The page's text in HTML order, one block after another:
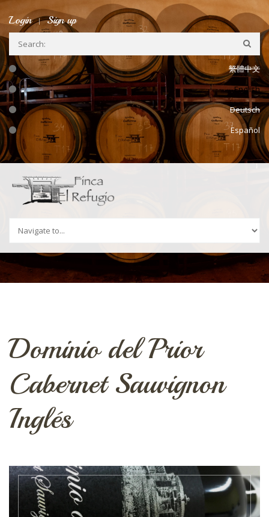
Skip to navigation
Skip to main content
Login Sign up
繁體中文
English
Deutsch
Español
Dominio del Prior
Cabernet Sauvignon
Inglés